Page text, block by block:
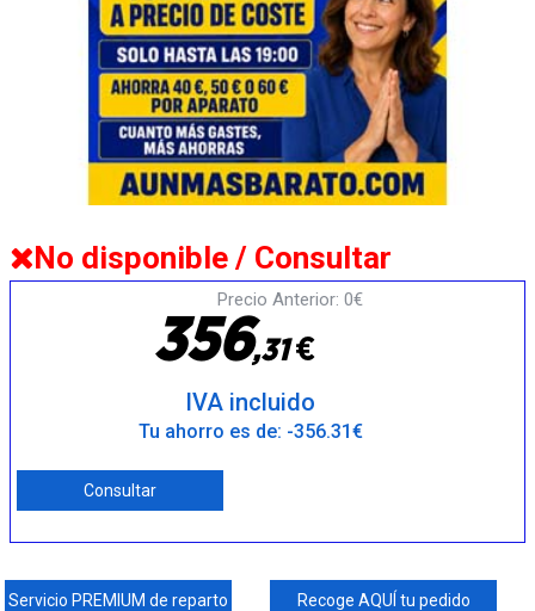
No disponible / Consultar
Precio Anterior: 0€
356,31€
IVA incluido
Tu ahorro es de: -356.31€
Consultar
Servicio PREMIUM de reparto Recoge AQUÍ tu pedido